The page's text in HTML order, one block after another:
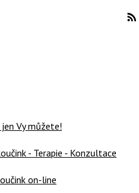
Vy můžete!
- Terapie - Konzultace
on-line